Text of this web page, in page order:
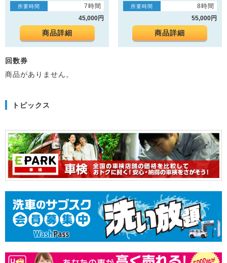
所要時間
7時間
45,000円
商品詳細
所要時間
8時間
55,000円
商品詳細
回数券
商品がありません。
トピックス